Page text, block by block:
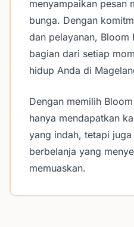
menyampaikan pesan
bunga. Dengan
dan pelayanan, Bloom
bagian dari setiap
hidup Anda di
Dengan memilih
hanya mendapatkan
yang indah, tetapi
berbelanja yang
memuaskan.